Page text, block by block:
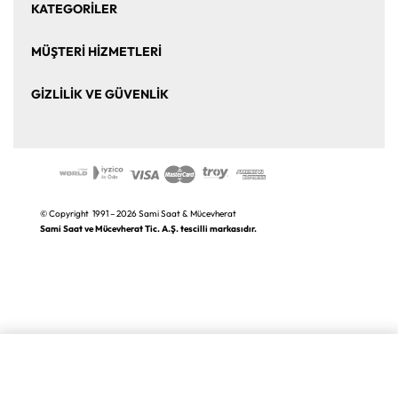
KATEGORİLER
Kalem ve Aksesuar
MÜŞTERİ HİZMETLERİ
GİZLİLİK VE GÜVENLİK
© Copyright 1991 – 2026 Sami Saat & Mücevherat
Sami Saat ve Mücevherat Tic. A.Ş. tescilli markasıdır.